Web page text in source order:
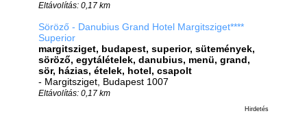
Eltávolítás: 0,17 km
Söröző - Danubius Grand Hotel Margitsziget****
Superior
margitsziget, budapest, superior, sütemények,
söröző, egytálételek, danubius, menü, grand,
sör, házias, ételek, hotel, csapolt
- Margitsziget, Budapest 1007
Eltávolítás: 0,17 km
Hirdetés